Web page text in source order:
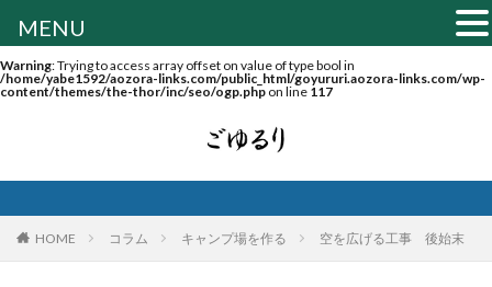
Warning: Trying to access array offset on value of type bool in
/home/yabe1592/aozora-links.com/public_html/goyururi.aozora-links.com/wp-
content/themes/the-thor/inc/seo/ogp.php on line 117
HOME コラム キャンプ場を作る 空を広げる工事 後始末
MENU